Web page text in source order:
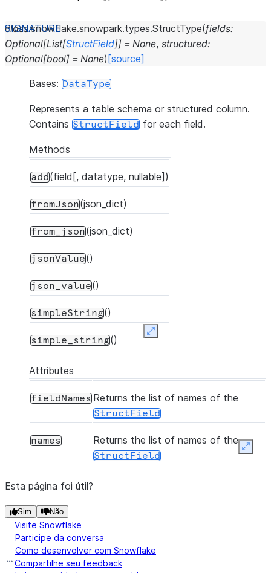
class snowflake.snowpark.types.StructType(fields:
Optional[List[StructField]] = None, structured:
Optional[bool] = None) [source]
Bases: DataType
Represents a table schema or structured column.
Contains StructField for each field.
Methods
add(field[, datatype, nullable])
fromJson(json_dict)
from_json(json_dict)
jsonValue()
json_value()
simpleString()
simple_string() Expand
Attributes
fieldNames Returns the list of names of the
StructField
names Returns the list of names of the
StructField
Esta página foi útil?
Sim Não
Visite Snowflake
Participe da conversa
Como desenvolver com Snowflake
Compartilhe seu feedback